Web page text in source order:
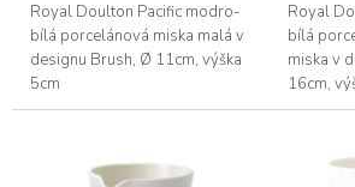
Royal Doulton Pacific modro-
bílá porcelánová miska malá v
designu Brush, Ø 11cm, výška
5cm
Royal
bílá
miska v
16cm,